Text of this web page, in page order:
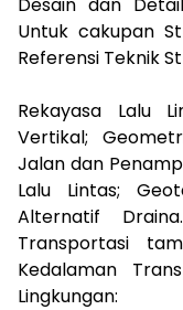
Untuk cakupan
Referensi Teknik
Rekayasa Lalu
Vertikal;
Jalan dan
Lalu Lintas;
Alternatif
Transportasi
Kedalaman
Lingkungan: